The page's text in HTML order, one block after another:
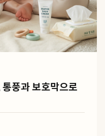
풍과 보호막으로